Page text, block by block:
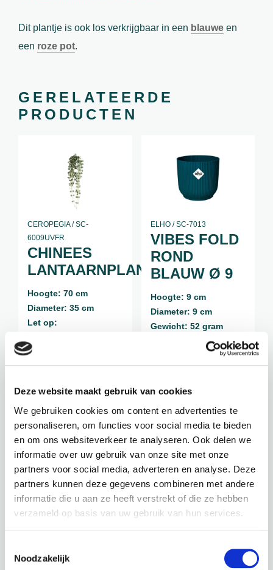
Deze website maakt gebruik van cookies
We gebruiken cookies om content en advertenties te
personaliseren, om functies voor social media te bieden
en om ons websiteverkeer te analyseren. Ook delen we
informatie over uw gebruik van onze site met onze
partners voor social media, adverteren en analyse. Deze
partners kunnen deze gegevens combineren met andere
informatie die u aan ze heeft verstrekt of die ze hebben
verzameld op basis van uw gebruik van hun services.
Noodzakelijk
Dit plantje is ook los verkrijgbaar in een blauwe en
een roze pot.
GERELATEERDE
PRODUCTEN
CEROPEGIA / SC-
6009UVFR
CHINEES
LANTAARNPLANTJE
Hoogte: 70 cm
Diameter: 35 cm
Let op:
BEKIJK PRODUCT
ELHO / SC-7013
VIBES FOLD
ROND
BLAUW Ø 9
Hoogte: 9 cm
Diameter: 9 cm
Gewicht: 52 gram
inhoud: 0,5 liter
BEKIJK PRODUCT
LANTAARN
LANTAARN